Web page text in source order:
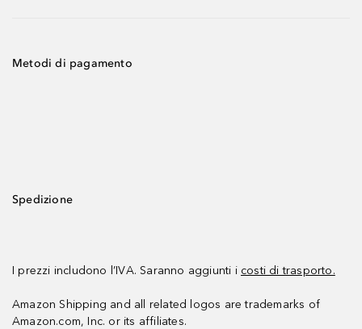
Metodi di pagamento
Spedizione
I prezzi includono l’IVA. Saranno aggiunti i costi di trasporto.
Amazon Shipping and all related logos are trademarks of
Amazon.com, Inc. or its affiliates.